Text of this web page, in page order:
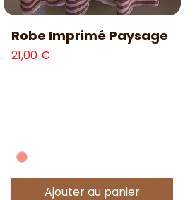
Aperçu rapide
Robe Imprimé Paysage
Prix
21,00 €
Ajouter au panier